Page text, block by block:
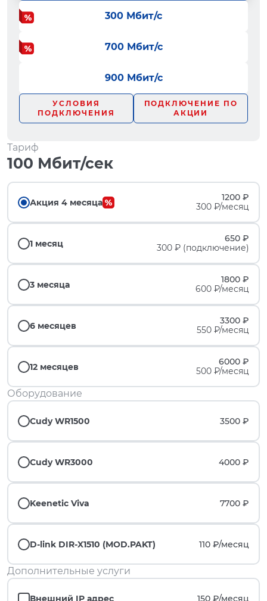
300 Мбит/с
700 Мбит/с
900 Мбит/с
УСЛОВИЯ
ПОДКЛЮЧЕНИЯ
ПОДКЛЮЧЕНИЕ ПО
АКЦИИ
Тариф
100 Мбит/сек
Акция 4 месяца
1200 ₽
300 ₽/месяц
1 месяц
650 ₽
300 ₽ (подключение)
3 месяца
1800 ₽
600 ₽/месяц
6 месяцев
3300 ₽
550 ₽/месяц
12 месяцев
6000 ₽
500 ₽/месяц
Оборудование
Cudy WR1500 3500 ₽
Cudy WR3000 4000 ₽
Keenetic Viva 7700 ₽
D-link DIR-X1510 (MOD.PAKT) 110 ₽/месяц
Дополнительные услуги
Внешний IP адрес 150 ₽/месяц